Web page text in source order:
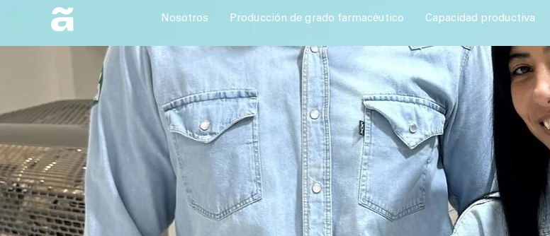
Nosotros Producción de grado farmacéutico Capacidad productiva